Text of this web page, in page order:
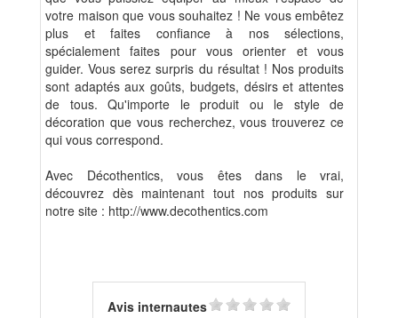
votre maison que vous souhaitez ! Ne vous embêtez
plus et faites confiance à nos sélections,
spécialement faites pour vous orienter et vous
guider. Vous serez surpris du résultat ! Nos produits
sont adaptés aux goûts, budgets, désirs et attentes
de tous. Qu'importe le produit ou le style de
décoration que vous recherchez, vous trouverez ce
qui vous correspond.
Avec Décothentics, vous êtes dans le vrai,
découvrez dès maintenant tout nos produits sur
notre site : http://www.decothentics.com
Avis internautes